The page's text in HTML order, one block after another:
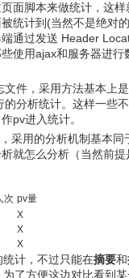
面脚本来做统计，这
统计到(当然不是绝对
通过发送 Header
使用ajax和服务器进行
文件，采用方法基本上
的分析统计。这样一些
pv进入统计。
采用的分析机制基本
就怎么分析（当然前
次 pv量
X
X
X
计，不过只能在摘要和
了方便这边对比看到